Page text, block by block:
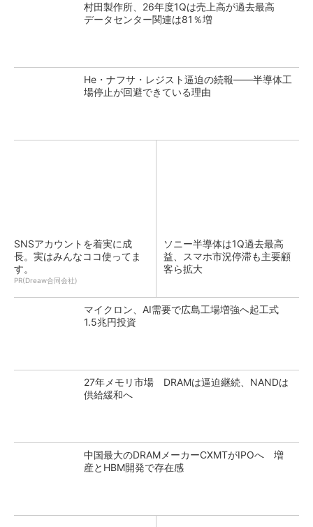
村田製作所、26年度1Qは売上高が過去最高
データセンター関連は81％増
He・ナフサ・レジスト逼迫の続報――半導体工
場停止が回避できている理由
SNSアカウントを着実に成
長。実はみんなココ使ってま
す。
PR(Dreaw合同会社)
ソニー半導体は1Q過去最高
益、スマホ市況停滞も主要顧
客ら拡大
マイクロン、AI需要で広島工場増強へ起工式
1.5兆円投資
27年メモリ市場 DRAMは逼迫継続、NANDは
供給緩和へ
中国最大のDRAMメーカーCXMTがIPOへ 増
産とHBM開発で存在感